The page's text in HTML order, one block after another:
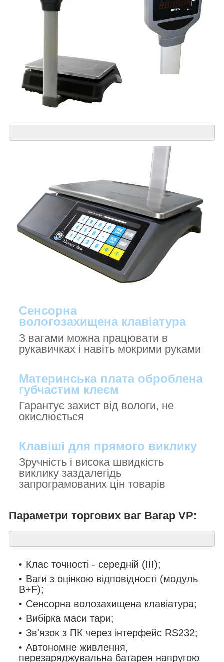
Сенсорна
вологозахищена клавіатура
З вагами можна працювати в
рукавичках і навіть мокрими руками
Материнська плата оброблена
губчастим клеєм
Гарантує захист від вологи, не
окислюється
Клавіші для прямого виклику
Зручність і висока швидкість
виклику заздалегідь
запрограмованих цін товарів
Параметри торгових ваг Вагар VP:
Клас точності - середній (III);
Ваги з оцінкою відповідності (модуль
B+F);
Сенсорна волозахищена клавіатура;
Вибірка маси тари;
Зв'язок з ПК через інтерфейс RS232;
Автономне живлення,
перезаряджувальна батарея напругою